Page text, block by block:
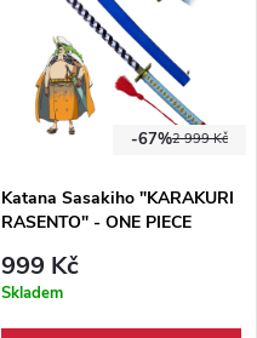
2 999 Kč
-67%
Katana Sasakiho "KARAKURI
RASENTO" - ONE PIECE
999 Kč
Skladem